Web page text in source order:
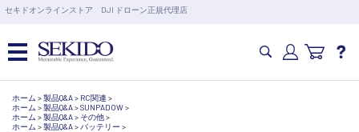
セキドオンラインストア DJI ドローン正規代理店
営業日の15時まで即日出荷
6,000円以上のご購入で送料無料！ポイント1%還元 >>
カメラドローン・生活家電
ホーム >製品Q&A> RC関連 >
ホーム >製品Q&A>SUNPADOW>
ホーム >製品Q&A> その他>
ホーム >製品Q&A> バッテリー >